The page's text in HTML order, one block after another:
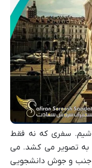
سفری که نه فقط
به تصویر می کشد. می
جنب و جوش دانشجویی